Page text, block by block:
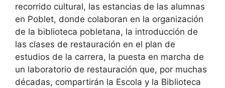
recorrido cultural, las estancias de las alumnas
en Poblet, donde colaboran en la organización
de la biblioteca pobletana, la introducción de
las clases de restauración en el plan de
estudios de la carrera, la puesta en marcha de
un laboratorio de restauración que, por muchas
décadas, compartirán la Escola y la Biblioteca